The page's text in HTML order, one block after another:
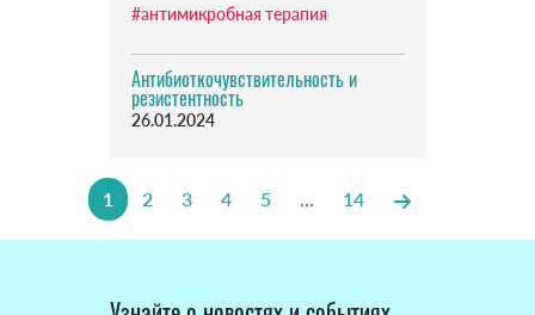
#антимикробная терапия
Антибиоткочувствительность и
резистентность
26.01.2024
1 2 3 4 5 ... 14